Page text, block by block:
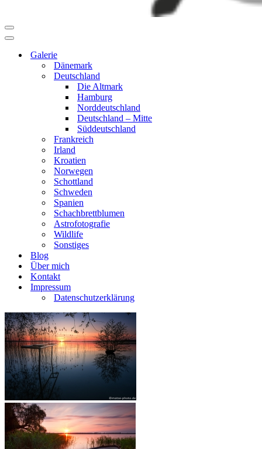
Navigationsmenü
Navigationsmenü
Galerie
Dänemark
Deutschland
Die Altmark
Hamburg
Norddeutschland
Deutschland – Mitte
Süddeutschland
Frankreich
Irland
Kroatien
Norwegen
Schottland
Schweden
Spanien
Schachbrettblumen
Astrofotografie
Wildlife
Sonstiges
Blog
Über mich
Kontakt
Impressum
Datenschutzerklärung